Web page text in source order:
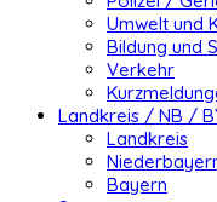
Umwelt und
Bildung und
Verkehr
Landkreis / NB /
Landkreis
Bayern